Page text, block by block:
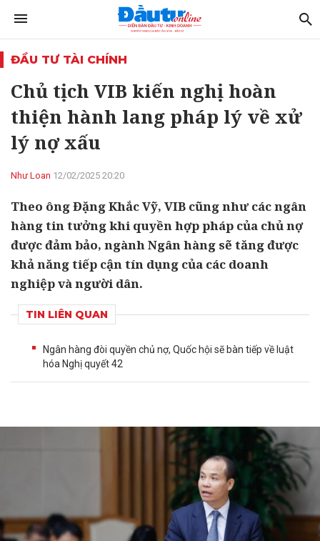
ĐẦU TƯ TÀI CHÍNH
Chủ tịch VIB kiến nghị hoàn
thiện hành lang pháp lý về xử
lý nợ xấu
Như Loan 12/02/2025 20:20
Theo ông Đặng Khắc Vỹ, VIB cũng như các ngân
hàng tin tưởng khi quyền hợp pháp của chủ nợ
được đảm bảo, ngành Ngân hàng sẽ tăng được
khả năng tiếp cận tín dụng của các doanh
nghiệp và người dân.
TIN LIÊN QUAN
Ngân hàng đòi quyền chủ nợ, Quốc hội sẽ bàn tiếp về luật
hóa Nghị quyết 42